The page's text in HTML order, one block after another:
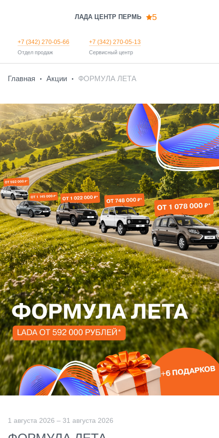
ЛАДА ЦЕНТР ПЕРМЬ 5
+7 (342) 270-05-66
Отдел продаж
+7 (342) 270-05-13
Сервисный центр
Главная Акции ФОРМУЛА ЛЕТА
1 августа 2026 – 31 августа 2026